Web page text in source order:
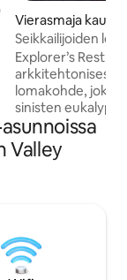
arvio 4,99/5,
Vierasmaja
garet River
Seikkailijoiden
Saunapyhäkkö
rantaa
Explorer’s Rest
arkkitehtonisesti
lomakohde, joka
sinisten
hitaaseen ja
suunniteltu
turvapaikan,
Urban List -listalla
se on tunnettu
Nyt oma syrjäinen
Valley